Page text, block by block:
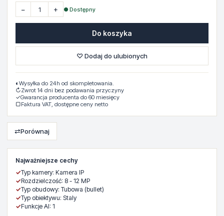
Najważniejsze cechy
✓Typ kamery: Kamera IP
✓Rozdzielczość: 8 - 12 MP
✓Typ obudowy: Tubowa (bullet)
✓Typ obiektywu: Staly
✓Funkcje AI: 1
− + ● Dostępny
Do koszyka
♡ Dodaj do ulubionych
◐ Wysyłka do 24h od skompletowania.
↻Zwrot 14 dni bez podawania przyczyny
✓Gwarancja producenta do 60 miesięcy
▢Faktura VAT, dostępne ceny netto
⇄Porównaj